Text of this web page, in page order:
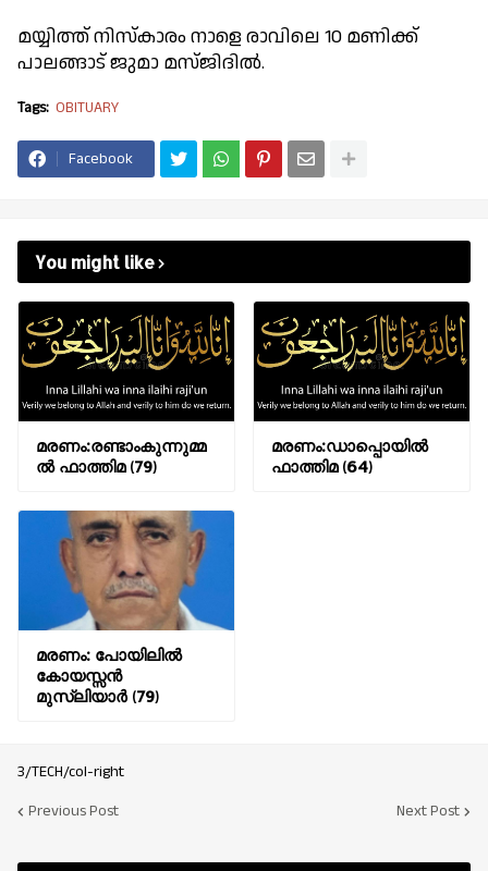
മയ്യിത്ത് നിസ്കാരം നാളെ രാവിലെ 10 മണിക്ക്
പാലങ്ങാട് ജുമാ മസ്ജിദിൽ.
Tags: OBITUARY
Facebook
You might like
മരണം:രണ്ടാംകുന്നുമ്മ
ൽ ഫാത്തിമ (79)
മരണം:ഡാപ്പൊയിൽ
ഫാത്തിമ (64)
മരണം: പോയിലിൽ
കോയസ്സൻ
മുസ്ലിയാർ (79)
3/TECH/col-right
Previous Post
Next Post